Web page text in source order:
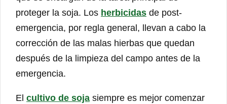
proteger la soja. Los herbicidas de post-
emergencia, por regla general, llevan a cabo la
corrección de las malas hierbas que quedan
después de la limpieza del campo antes de la
emergencia.
El cultivo de soja siempre es mejor comenzar